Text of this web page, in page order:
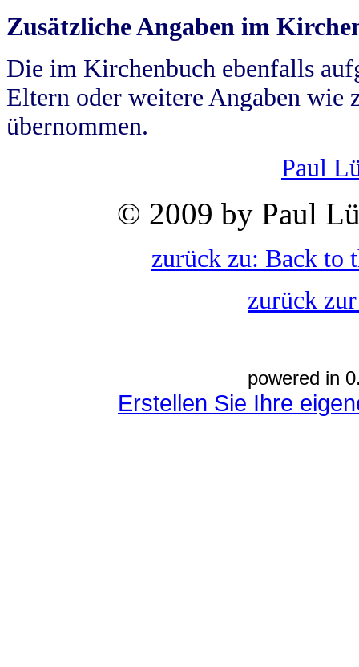
Zusätzliche Angaben im
Die im Kirchenbuch ebenfalls
Eltern oder weitere Angaben wie
übernommen.
Paul
© 2009 by Paul
zurück zu: Back to
zurück
powered in
Erstellen Sie Ihre